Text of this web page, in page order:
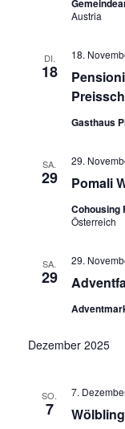
Austria
DI.
18
18.
Gasthaus
SA.
29 Pomali
29.
Cohousing
Österreich
SA.
29
29.
Dezember 2025
SO.
7
7.